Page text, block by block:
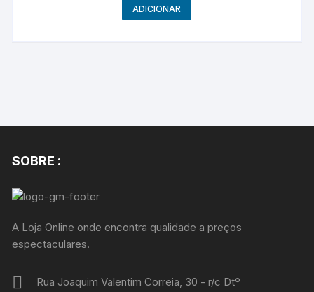
ADICIONAR
SOBRE :
A Loja Online onde encontra qualidade a preços
espectaculares.
Rua Joaquim Valentim Correia, 30 - r/c Dtº